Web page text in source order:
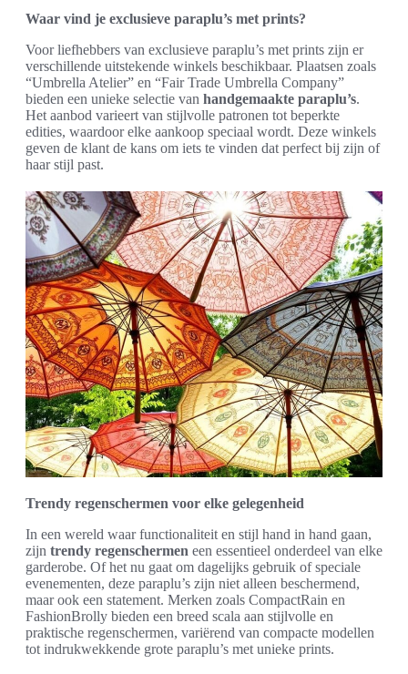
Waar vind je exclusieve paraplu’s met prints?
Voor liefhebbers van exclusieve paraplu’s met prints zijn er
verschillende uitstekende winkels beschikbaar. Plaatsen zoals
“Umbrella Atelier” en “Fair Trade Umbrella Company”
bieden een unieke selectie van handgemaakte paraplu’s.
Het aanbod varieert van stijlvolle patronen tot beperkte
edities, waardoor elke aankoop speciaal wordt. Deze winkels
geven de klant de kans om iets te vinden dat perfect bij zijn of
haar stijl past.
Trendy regenschermen voor elke gelegenheid
In een wereld waar functionaliteit en stijl hand in hand gaan,
zijn trendy regenschermen een essentieel onderdeel van elke
garderobe. Of het nu gaat om dagelijks gebruik of speciale
evenementen, deze paraplu’s zijn niet alleen beschermend,
maar ook een statement. Merken zoals CompactRain en
FashionBrolly bieden een breed scala aan stijlvolle en
praktische regenschermen, variërend van compacte modellen
tot indrukwekkende grote paraplu’s met unieke prints.